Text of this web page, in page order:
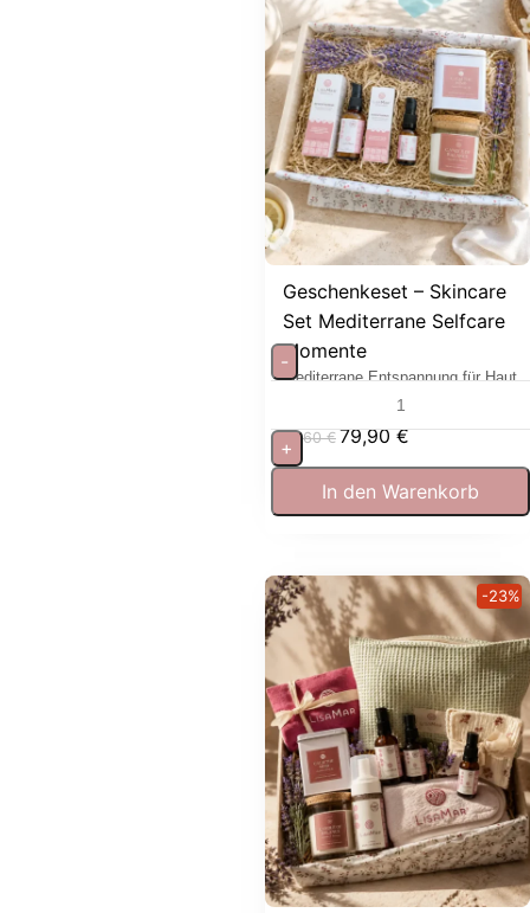
Geschenkeset – Skincare
Set Mediterrane Selfcare
Momente
Mediterrane Entspannung für Haut
97,60€ 79,90€
-
+
In den Warenkorb
-23%